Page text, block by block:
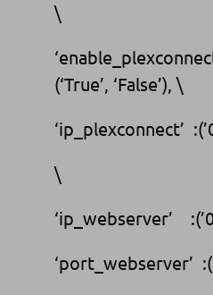
\
(‘True’, ‘False’), \
‘ip_plexconnect’
\
‘ip_webserver’
‘port_webserver’